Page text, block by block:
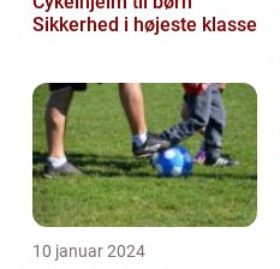
Sikkerhed i højeste klasse
10 januar 2024